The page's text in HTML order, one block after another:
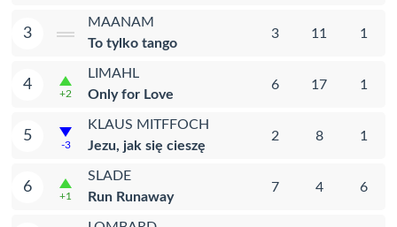
3
MAANAM
To tylko tango
3 11 1
4
+2
LIMAHL
Only for Love
6 17 1
5
-3
KLAUS MITFFOCH
Jezu, jak się cieszę
2 8 1
6
+1
SLADE
Run Runaway
7 4 6